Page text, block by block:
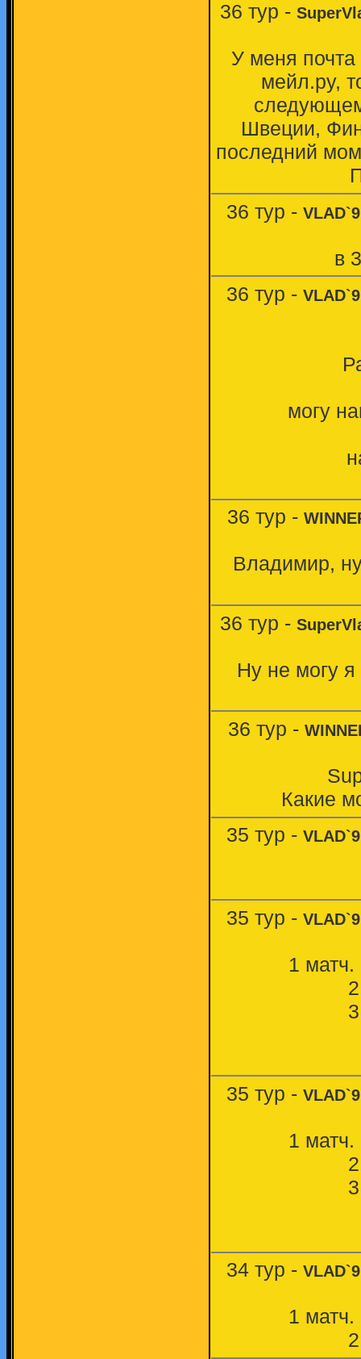
36 тур -
У меня почта
мейл.ру,
Швеции,
последний
36 тур -
в
36 тур -
могу
36 тур -
Владимир,
36 тур -
Ну не могу
36 тур -
Какие
35 тур -
35 тур -
1
35 тур -
1
34 тур -
1